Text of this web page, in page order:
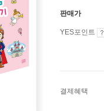
판매가
YES포인트
결제혜택